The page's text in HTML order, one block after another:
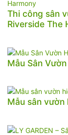
Thi công sân
Riverside The
Mẫu Sân
Mẫu sân